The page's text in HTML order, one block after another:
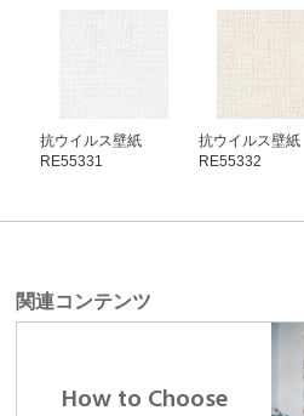
抗ウイルス壁紙
RE55331
抗ウイルス壁紙
RE55332
関連コンテンツ
How to Choose